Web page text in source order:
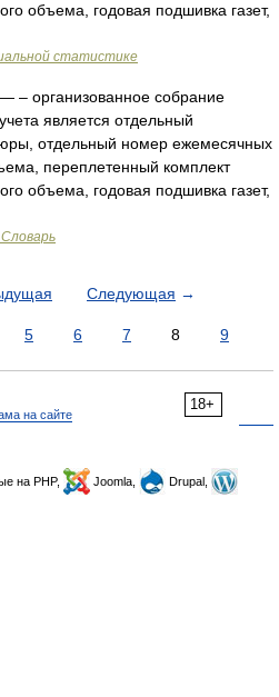
объема, годовая подшивка газет,
статистике
— – организованное собрание
является отдельный
отдельный номер ежемесячных
переплетенный комплект
объема, годовая подшивка газет,
Следующая →
5 6 7 8 9
18+
на сайте
на PHP, Joomla,
Drupal,